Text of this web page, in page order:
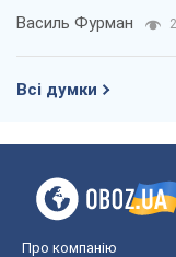
Василь Фурман
Всі думки
Про компанію